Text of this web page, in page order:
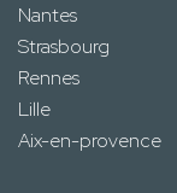
Nantes
Strasbourg
Rennes
Lille
Aix-en-provence